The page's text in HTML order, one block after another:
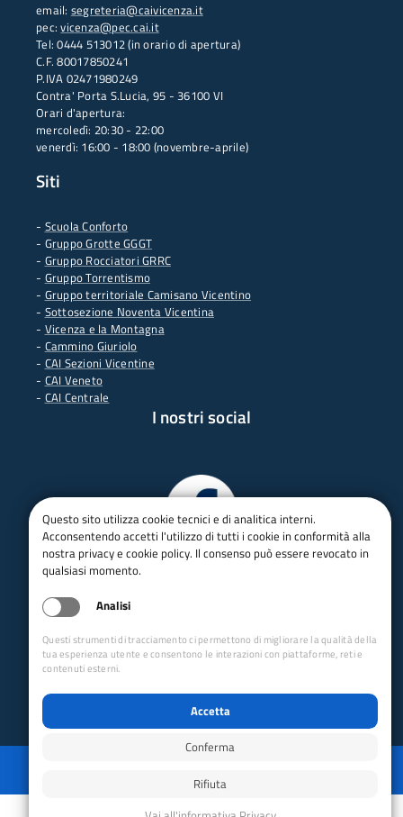
email: segreteria@caivicenza.it
pec:vicenza@pec.cai.it
Tel: 0444 513012 (in orario di apertura)
C.F. 80017850241
P.IVA 02471980249
Contra' Porta S.Lucia, 95 - 36100 VI
Orari d'apertura:
mercoledì: 20:30 - 22:00
venerdì: 16:00 - 18:00 (novembre-aprile)
Siti
- Scuola Conforto
- Gruppo Grotte GGGT
- Gruppo Rocciatori GRRC
- Gruppo Torrentismo
- Gruppo territoriale Camisano Vicentino
- Sottosezione Noventa Vicentina
- Vicenza e la Montagna
- Cammino Giuriolo
- CAI Sezioni Vicentine
- CAI Veneto
- CAI Centrale
I nostri social
Powered by GRUPPO YEC
Questo sito utilizza cookie tecnici e di analitica interni.
Acconsentendo accetti l'utilizzo di tutti i cookie in conformità alla
nostra privacy e cookie policy. Il consenso può essere revocato in
qualsiasi momento.
Analisi
Questi strumenti di tracciamento ci permettono di migliorare la qualità della
tua esperienza utente e consentono le interazioni con piattaforme, reti e
contenuti esterni.
Accetta
Conferma
Rifiuta